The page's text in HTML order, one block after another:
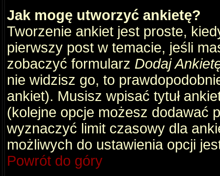
Jak mogę utworzyć ankietę?
Tworzenie ankiet jest proste,
pierwszy post w temacie, jeśli
zobaczyć formularz Dodaj
nie widzisz go, to
ankiet). Musisz wpisać tytuł
(kolejne opcje możesz dodawać
wyznaczyć limit czasowy dla
możliwych do ustawienia opcji
Powrót do góry